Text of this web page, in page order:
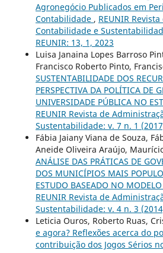
Agronegócio Publicados em
Contabilidade , REUNIR
Contabilidade e
REUNIR: 13, 1, 2023
Luisa Janaina Lopes Barroso
Francisco Roberto Pinto,
SUSTENTABILIDADE DOS
PERSPECTIVA DA POLÍTICA DE
UNIVERSIDADE PÚBLICA NO
REUNIR Revista de
Sustentabilidade: v. 7 n. 1
Fábia Jaiany Viana de Souza,
Aneide Oliveira Araújo,
ANÁLISE DAS PRÁTICAS DE
DOS MUNICÍPIOS MAIS
ESTUDO BASEADO NO
REUNIR Revista de
Sustentabilidade: v. 4 n. 3
Leticia Ouros, Roberto Ruas,
e agora? Reflexões acerca do
contribuição dos Jogos Sérios